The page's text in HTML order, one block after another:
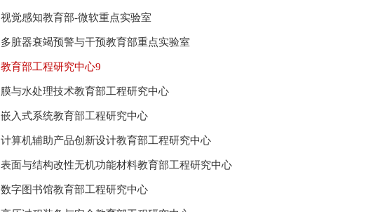
视觉感知教育部-微软重点实验室
多脏器衰竭预警与干预教育部重点实验室
教育部工程研究中心9
膜与水处理技术教育部工程研究中心
嵌入式系统教育部工程研究中心
计算机辅助产品创新设计教育部工程研究中心
表面与结构改性无机功能材料教育部工程研究中心
数字图书馆教育部工程研究中心